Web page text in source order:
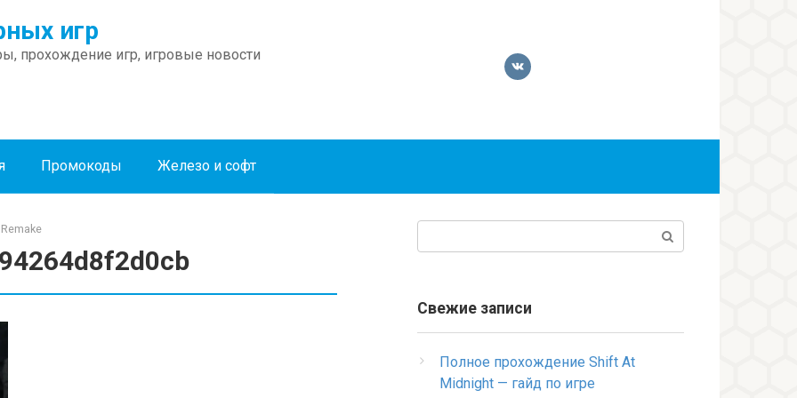
игр
прохождение игр, игровые новости
Промокоды Железо и софт
Свежие записи
Полное прохождение Shift At
Midnight — гайд по игре